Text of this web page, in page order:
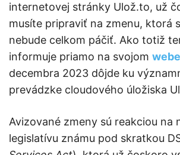
internetovej stránky Ulož.to, už
musíte pripraviť na zmenu, ktorá
nebude celkom páčiť. Ako totiž
informuje priamo na svojom webe
decembra 2023 dôjde ku
prevádzke cloudového úložiska
Avizované zmeny sú reakciou na
legislatívu známu pod skratkou